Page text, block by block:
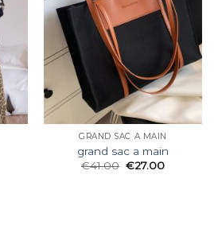
GRAND SAC A MAIN
grand sac a main
€41.00 €27.00